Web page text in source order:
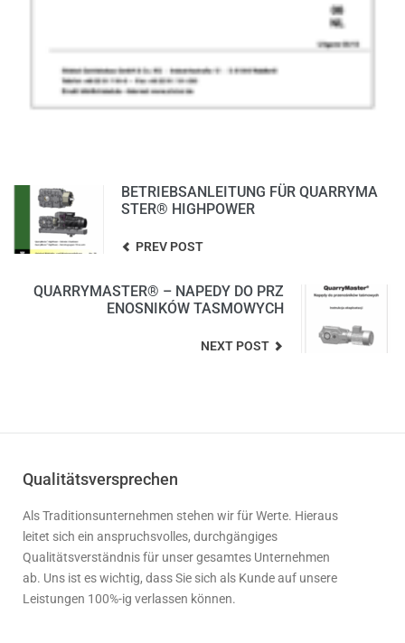
BETRIEBSANLEITUNG FÜR QUARRYMA
STER® HIGHPOWER
PREV POST
QUARRYMASTER® – NAPEDY DO PRZ
ENOSNIKÓW TASMOWYCH
NEXT POST
Qualitätsversprechen
Als Traditionsunternehmen stehen wir für Werte. Hieraus
leitet sich ein anspruchsvolles, durchgängiges
Qualitätsverständnis für unser gesamtes Unternehmen
ab. Uns ist es wichtig, dass Sie sich als Kunde auf unsere
Leistungen 100%-ig verlassen können.